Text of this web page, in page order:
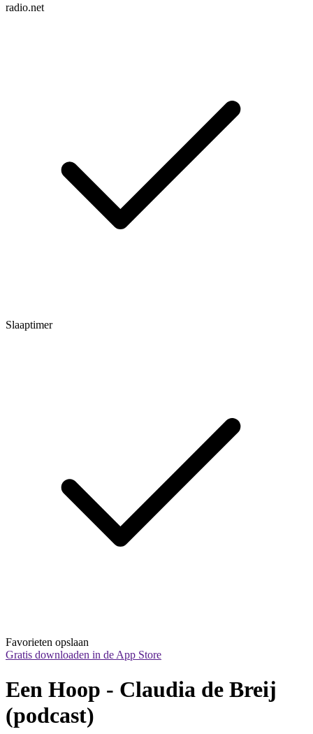
radio.net
Slaaptimer
Favorieten opslaan
Gratis downloaden in de App Store
Een Hoop - Claudia de Breij
(podcast)